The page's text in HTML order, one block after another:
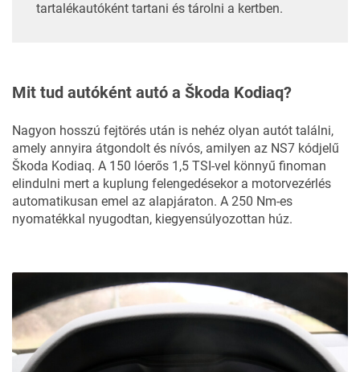
tartalékautóként tartani és tárolni a kertben.
Mit tud autóként autó a Škoda Kodiaq?
Nagyon hosszú fejtörés után is nehéz olyan autót találni,
amely annyira átgondolt és nívós, amilyen az NS7 kódjelű
Škoda Kodiaq. A 150 lóerős 1,5 TSI-vel könnyű finoman
elindulni mert a kuplung felengedésekor a motorvezérlés
automatikusan emel az alapjáraton. A 250 Nm-es
nyomatékkal nyugodtan, kiegyensúlyozottan húz.